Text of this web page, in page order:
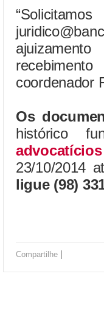
coordenador
Os
histórico
advocatícios
23/10/2014
ligue (98)
Compartilhe |